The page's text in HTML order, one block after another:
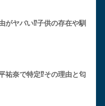
がヤバい⁉︎子供の存在や馴
祐奈で特定⁉︎その理由と匂